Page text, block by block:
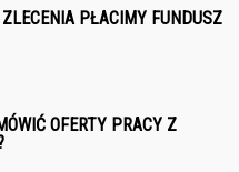
PŁACIMY FUNDUSZ
OFERTY PRACY Z